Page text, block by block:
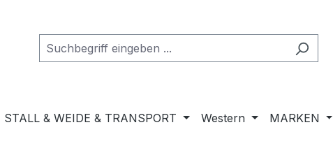
STALL & WEIDE & TRANSPORT Western MARKEN